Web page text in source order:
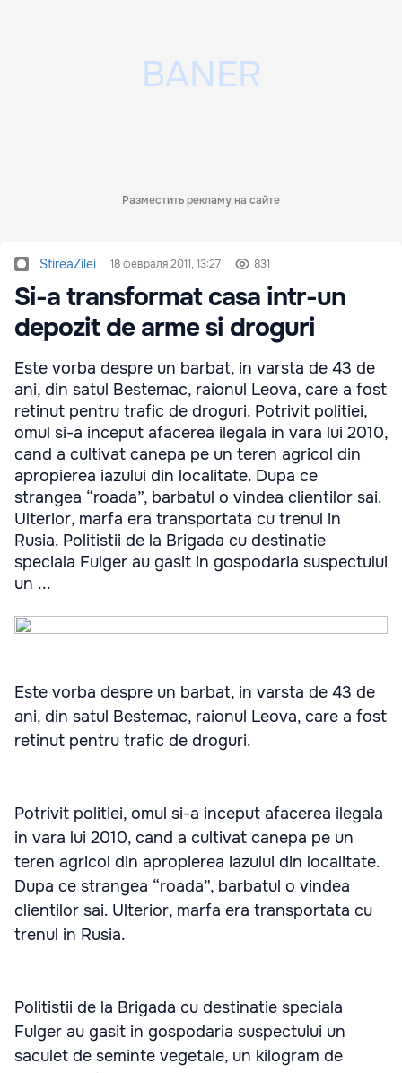
Разместить рекламу на сайте
StireaZilei 18 февраля 2011, 13:27 831
Si-a transformat casa intr-un
depozit de arme si droguri
Este vorba despre un barbat, in varsta de 43 de
ani, din satul Bestemac, raionul Leova, care a fost
retinut pentru trafic de droguri. Potrivit politiei,
omul si-a inceput afacerea ilegala in vara lui 2010,
cand a cultivat canepa pe un teren agricol din
apropierea iazului din localitate. Dupa ce
strangea “roada”, barbatul o vindea clientilor sai.
Ulterior, marfa era transportata cu trenul in
Rusia. Politistii de la Brigada cu destinatie
speciala Fulger au gasit in gospodaria suspectului
un ...
Este vorba despre un barbat, in varsta de 43 de
ani, din satul Bestemac, raionul Leova, care a fost
retinut pentru trafic de droguri.
Potrivit politiei, omul si-a inceput afacerea ilegala
in vara lui 2010, cand a cultivat canepa pe un
teren agricol din apropierea iazului din localitate.
Dupa ce strangea “roada”, barbatul o vindea
clientilor sai. Ulterior, marfa era transportata cu
trenul in Rusia.
Politistii de la Brigada cu destinatie speciala
Fulger au gasit in gospodaria suspectului un
saculet de seminte vegetale, un kilogram de